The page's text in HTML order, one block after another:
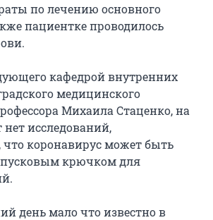
по лечению основного
пациентке проводилось
кафедрой внутренних
медицинского
Михаила Стаценко, на
исследований,
коронавирус может быть
крючком для
день мало что известно в